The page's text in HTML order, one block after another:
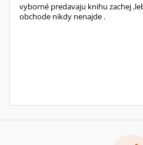
vyborné predavaju knihu zachej
obchode nikdy nenajde .